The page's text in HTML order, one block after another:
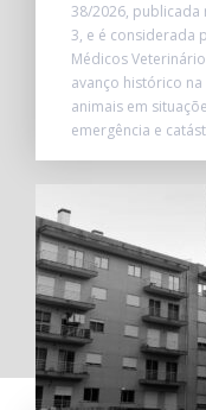
38/2026, publicada
3, e é considerada
Médicos
avanço histórico
animais em
emergência e